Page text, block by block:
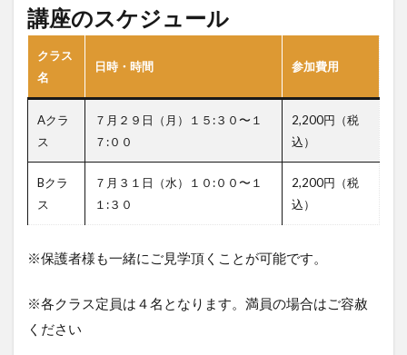
講座のスケジュール
クラス
名
日時・時間 参加費用
Aクラ
ス
７月２９日（月）１５:３０〜１
７:００
2,200円（税
込）
Bクラ
ス
７月３１日（水）１０:００〜１
１:３０
2,200円（税
込）
※保護者様も一緒にご見学頂くことが可能です。
※各クラス定員は４名となります。満員の場合はご容赦
ください